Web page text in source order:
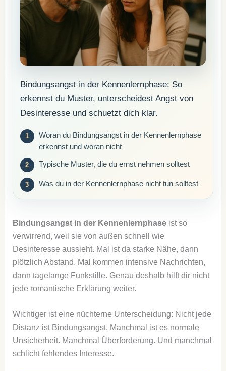
Bindungsangst in der Kennenlernphase: So
erkennst du Muster, unterscheidest Angst von
Desinteresse und schuetzt dich klar.
Woran du Bindungsangst in der Kennenlernphase
erkennst und woran nicht
Typische Muster, die du ernst nehmen solltest
Was du in der Kennenlernphase nicht tun solltest
Bindungsangst in der Kennenlernphaseist so
verwirrend, weil sie von außen schnell wie
Desinteresse aussieht. Mal ist da starke Nähe, dann
plötzlich Abstand. Mal kommen intensive Nachrichten,
dann tagelange Funkstille. Genau deshalb hilft dir nicht
jede romantische Erklärung weiter.
Wichtiger ist eine nüchterne Unterscheidung: Nicht jede
Distanz ist Bindungsangst. Manchmal ist es normale
Unsicherheit. Manchmal Überforderung. Und manchmal
schlicht fehlendes Interesse.